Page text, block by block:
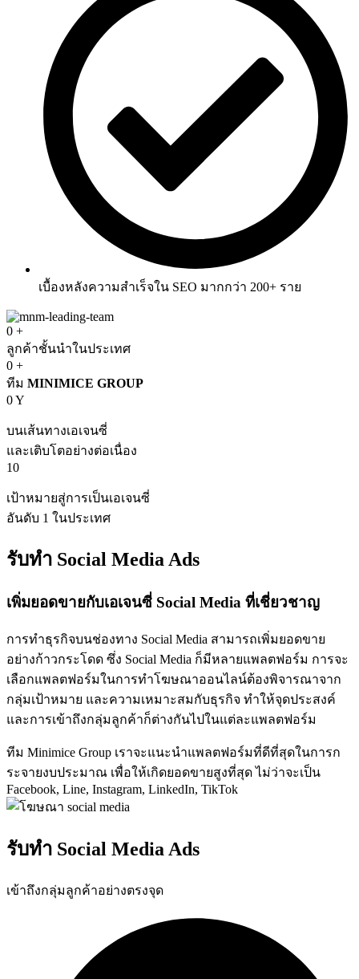
เบื้องหลังความสำเร็จใน SEO มากกว่า 200+ ราย
0 +
ลูกค้าชั้นนำในประเทศ
0 +
ทีม MINIMICE GROUP
0Y
บนเส้นทางเอเจนซี่
และเติบโตอย่างต่อเนื่อง
10
เป้าหมายสู่การเป็นเอเจนซี่
อันดับ 1 ในประเทศ
รับทำ Social Media Ads
เพิ่มยอดขายกับเอเจนซี่ Social Media ที่เชี่ยวชาญ
การทำธุรกิจบนช่องทาง Social Media สามารถเพิ่มยอดขาย
อย่างก้าวกระโดด ซึ่ง Social Media ก็มีหลายแพลตฟอร์ม การจะ
เลือกแพลตฟอร์มในการทำโฆษณาออนไลน์ต้องพิจารณาจาก
กลุ่มเป้าหมาย และความเหมาะสมกับธุรกิจ ทำให้จุดประสงค์
และการเข้าถึงกลุ่มลูกค้าก็ต่างกันไปในแต่ละแพลตฟอร์ม
ทีม Minimice Group เราจะแนะนำแพลตฟอร์มที่ดีที่สุดในการก
ระจายงบประมาณ เพื่อให้เกิดยอดขายสูงที่สุด ไม่ว่าจะเป็น
Facebook, Line, Instagram, LinkedIn, TikTok
รับทำ Social Media Ads
เข้าถึงกลุ่มลูกค้าอย่างตรงจุด